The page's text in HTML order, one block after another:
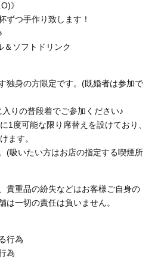
》
つ手作り致します！
＆ソフトドリンク
独身の方限定です。(既婚者は参加で
りの普段着でご参加ください♪
1度可能な限り席替えを設けており、
ます。
(吸いたい方はお店の指定する喫煙所
貴重品の紛失などはお客様ご自身の
は一切の責任は負いません。
行為
為